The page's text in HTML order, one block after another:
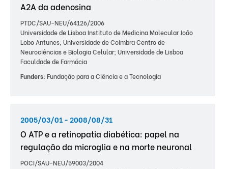
A2A da adenosina
PTDC/SAU-NEU/64126/2006
Universidade de Lisboa Instituto de Medicina Molecular João
Lobo Antunes; Universidade de Coimbra Centro de
Neurociências e Biologia Celular; Universidade de Lisboa
Faculdade de Farmácia
Funders: Fundação para a Ciência e a Tecnologia
2005/03/01 - 2008/08/31
O ATP e a retinopatia diabética: papel na
regulação da microglia e na morte neuronal
POCI/SAU-NEU/59003/2004